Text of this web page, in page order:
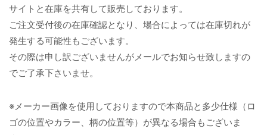
サイトと在庫を共有して販売しております。
ご注文受付後の在庫確認となり、場合によっては在庫切れが
発生する可能性もございます。
その際は申し訳ございませんがメールでお知らせ致しますの
でご了承下さいませ。
※メーカー画像を使用しておりますので本商品と多少仕様（ロ
ゴの位置やカラー、柄の位置等）が異なる場合もございま